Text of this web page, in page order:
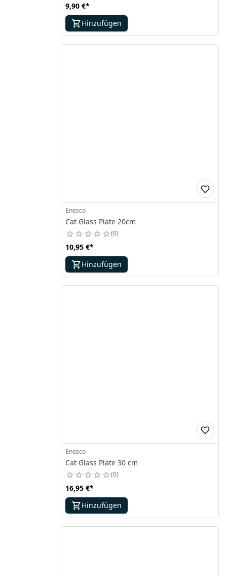
9,90 €*
Hinzufügen
Enesco
Cat Glass Plate 20cm
0
10,95 €*
Hinzufügen
Enesco
Cat Glass Plate 30 cm
0
16,95 €*
Hinzufügen